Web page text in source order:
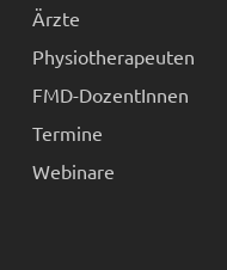
Ärzte
Physiotherapeuten
FMD-DozentInnen
Termine
Webinare